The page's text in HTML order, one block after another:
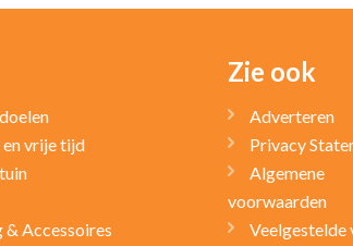
vrije tijd
& Accessoires
Zie ook
Adverteren
Privacy
Algemene
voorwaarden
Veelgestelde